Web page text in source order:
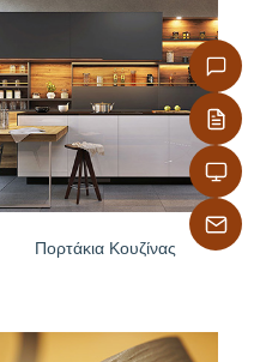
Πορτάκια Κουζίνας